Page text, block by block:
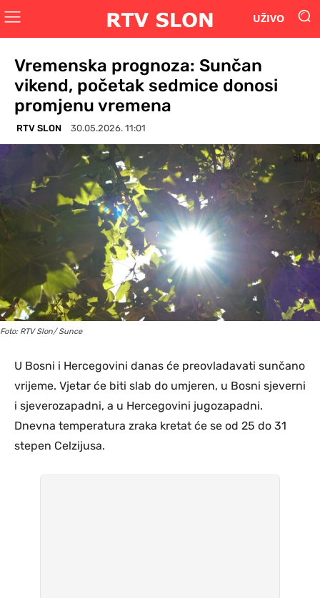
UŽIVO
Vremenska prognoza: Sunčan
vikend, početak sedmice donosi
promjenu vremena
RTV SLON 30.05.2026. 11:01
Foto: RTV Slon/ Sunce
U Bosni i Hercegovini danas će preovladavati sunčano
vrijeme. Vjetar će biti slab do umjeren, u Bosni sjeverni
i sjeverozapadni, a u Hercegovini jugozapadni.
Dnevna temperatura zraka kretat će se od 25 do 31
stepen Celzijusa.